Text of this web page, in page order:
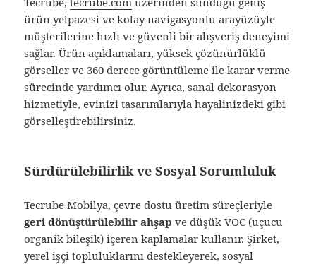
ürün yelpazesi ve kolay navigasyonlu arayüzüyle
müşterilerine hızlı ve güvenli bir alışveriş deneyimi
sağlar. Ürün açıklamaları, yüksek çözünürlüklü
görseller ve 360 derece görüntüleme ile karar verme
sürecinde yardımcı olur. Ayrıca, sanal dekorasyon
hizmetiyle, evinizi tasarımlarıyla hayalinizdeki gibi
görselleştirebilirsiniz.
Sürdürülebilirlik ve Sosyal Sorumluluk
Tecrube Mobilya, çevre dostu üretim süreçleriyle
geri dönüştürülebilir ahşap ve düşük VOC (uçucu
organik bileşik) içeren kaplamalar kullanır. Şirket,
yerel işçi topluluklarını destekleyerek, sosyal